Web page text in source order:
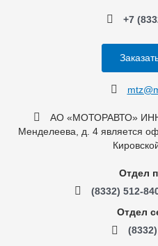
+7
АО «МОТОРАВТО» ИНН
Менделеева, д. 4 является
Отдел
(8332) 512-
Отдел